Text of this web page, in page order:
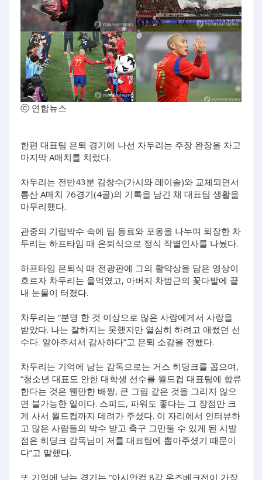
ⓒ 연합뉴스
한편 대표팀 은퇴 경기에 나선 차두리는 주장 완장을 차고
마지막 A매치를 치렀다.
차두리는 전반43분 김창수(가시와 레이솔)와 교체되면서
통산 A매치 76경기(4골)의 기록을 남긴 채 대표팀 생활을
마무리했다.
관중의 기립박수 속에 팀 동료와 포옹을 나누며 퇴장한 차
두리는 하프타임 때 은퇴식으로 정식 작별인사를 나눴다.
하프타임 은퇴식 때 전광판에 그의 활약상을 담은 영상이
흐르자 차두리는 울먹였고, 아버지 차범근의 꽃다발에 끝
내 눈물이 터졌다.
차두리는 “분명 한 것 이상으로 많은 사람에게서 사랑을
받았다. 나는 잘하지는 못했지만 열심히 하려고 애썼던 선
수다. 알아주셔서 감사하다”고 은퇴 소감을 전했다.
차두리는 기억에 남는 감독으로는 거스 히딩크를 꼽으며,
“청소년 대표도 안한 대학생 선수를 월드컵 대표팀에 합류
한다는 것은 웬만한 배짱, 큰 그림 같은 것을 그리지 않으
면 불가능한 일이다. 스피드, 파워도 좋다는 그 장점만 크
게 사서 월드컵까지 데려가 주셨다. 이 자리에서 인터뷰하
고 많은 사람들의 박수 받고 축구 그만둘 수 있게 된 시발
점은 히딩크 감독님이 저를 대표팀에 뽑아주셨기 때문이
다”고 말했다.
또 기억에 남는 경기는 “아시안컵 8강 우즈베크전이 가장